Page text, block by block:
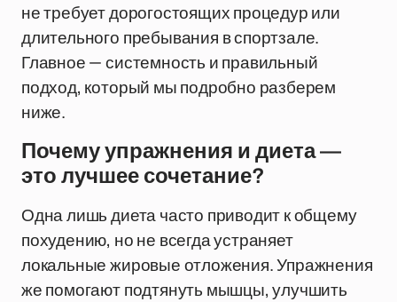
не требует дорогостоящих процедур или
длительного пребывания в спортзале.
Главное — системность и правильный
подход, который мы подробно разберем
ниже.
Почему упражнения и диета —
это лучшее сочетание?
Одна лишь диета часто приводит к общему
похудению, но не всегда устраняет
локальные жировые отложения. Упражнения
же помогают подтянуть мышцы, улучшить